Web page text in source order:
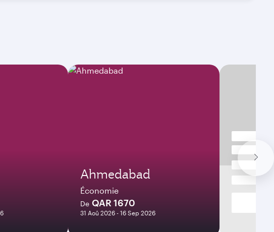
Ahmedabad
Économie
De QAR 1670
31 Aoû 2026 - 16 Sep 2026